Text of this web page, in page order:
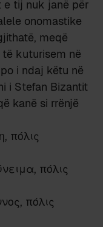
e tij nuk janë për
onomastike
meqë
kuturisem në
i ndaj këtu në
i Stefan Bizantit
kanë si rrënjë
πόλις
πόλις
πόλις